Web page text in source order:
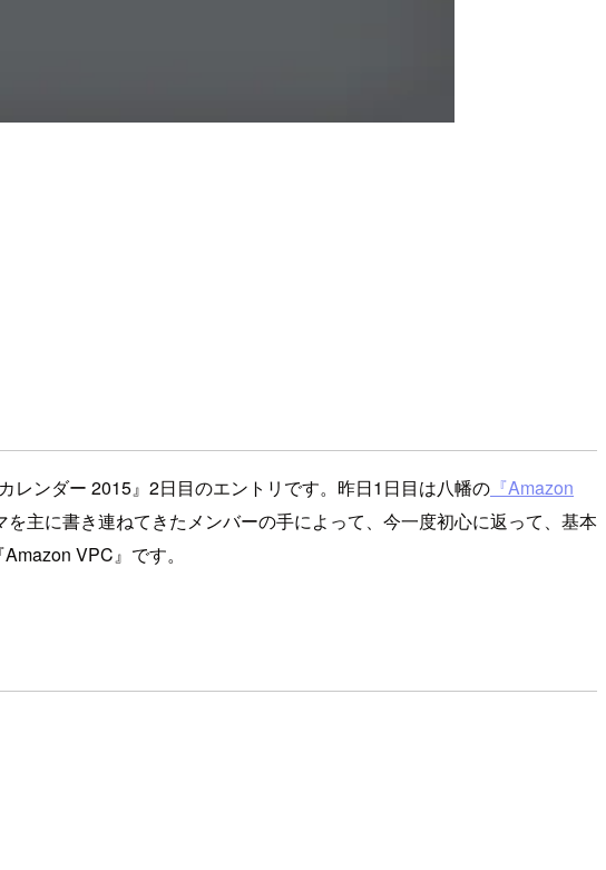
レンダー 2015』2日目のエントリです。昨日1日目は八幡の 『Amazon
主に書き連ねてきたメンバーの手によって、今一度初心に返って、基本
VPC』です。